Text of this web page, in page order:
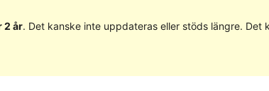
2 år. Det kanske inte uppdateras eller stöds längre.